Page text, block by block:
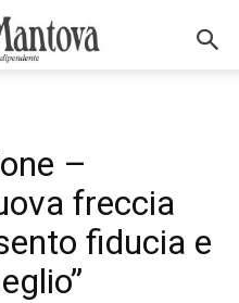
–
freccia
fiducia e